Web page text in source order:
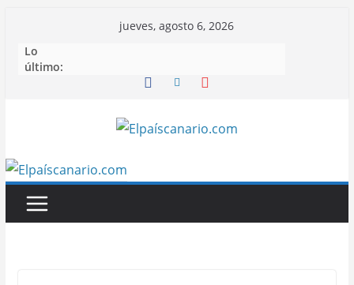
contenido
jueves, agosto 6, 2026
Lo
último: